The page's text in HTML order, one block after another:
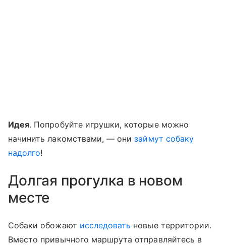
Идея. Попробуйте игрушки, которые можно
начинить лакомствами, — онизаймут собаку
надолго!
Долгая прогулка в новом
месте
Собаки обожают исследовать новые территории.
Вместо привычного маршрута отправляйтесь в